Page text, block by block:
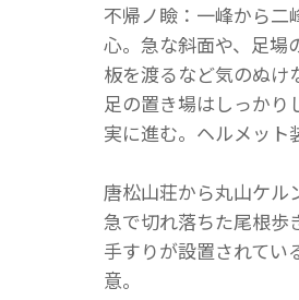
不帰ノ瞼：一峰から二
心。急な斜面や、足場
板を渡るなど気のぬけ
足の置き場はしっかり
実に進む。ヘルメット
唐松山荘から丸山ケル
急で切れ落ちた尾根歩
手すりが設置されてい
意。